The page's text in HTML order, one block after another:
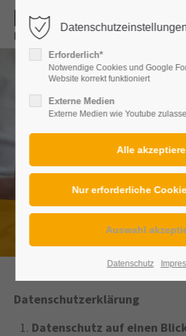
Login
Benutzername
Passwort
Anmelden
Register|Lost your password?
Support
Lorem ipsum dolor sit amet:
Datenschutzerklärung
Datenschutz auf einen
Erforderlich*
Notwendige Cookies und Google
Website korrekt funktioniert
Externe Medien
Externe Medien wie Youtube
Datenschutz